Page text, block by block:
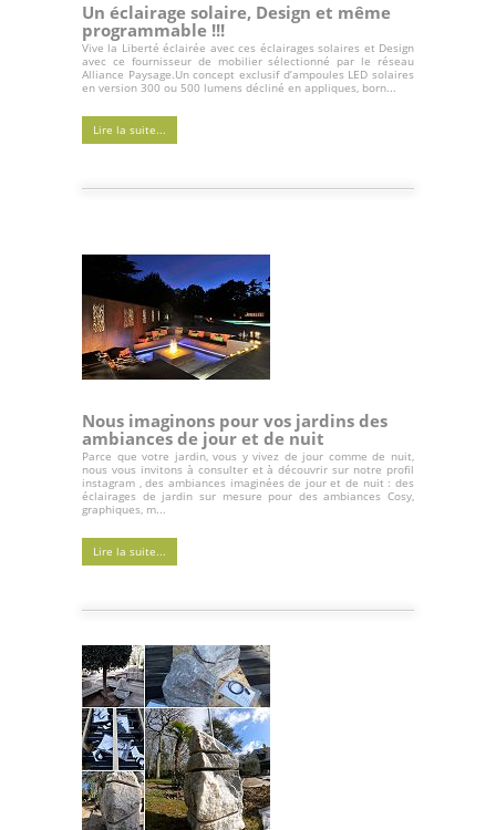
Un éclairage solaire, Design et même
programmable !!!
Vive la Liberté éclairée avec ces éclairages solaires et Design
avec ce fournisseur de mobilier sélectionné par le réseau
Alliance Paysage.Un concept exclusif d’ampoules LED solaires
en version 300 ou 500 lumens décliné en appliques, born...
Lire la suite...
Nous imaginons pour vos jardins des
ambiances de jour et de nuit
Parce que votre jardin, vous y vivez de jour comme de nuit,
nous vous invitons à consulter et à découvrir sur notre profil
instagram , des ambiances imaginées de jour et de nuit : des
éclairages de jardin sur mesure pour des ambiances Cosy,
graphiques, m...
Lire la suite...